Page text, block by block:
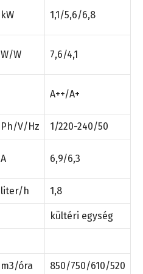
kW 1,1/5,6/6,8
W/W 7,6/4,1
A++/A+
Ph/V/Hz 1/220-240/50
A 6,9/6,3
liter/h 1,8
kültéri egység
m3/óra 850/750/610/520